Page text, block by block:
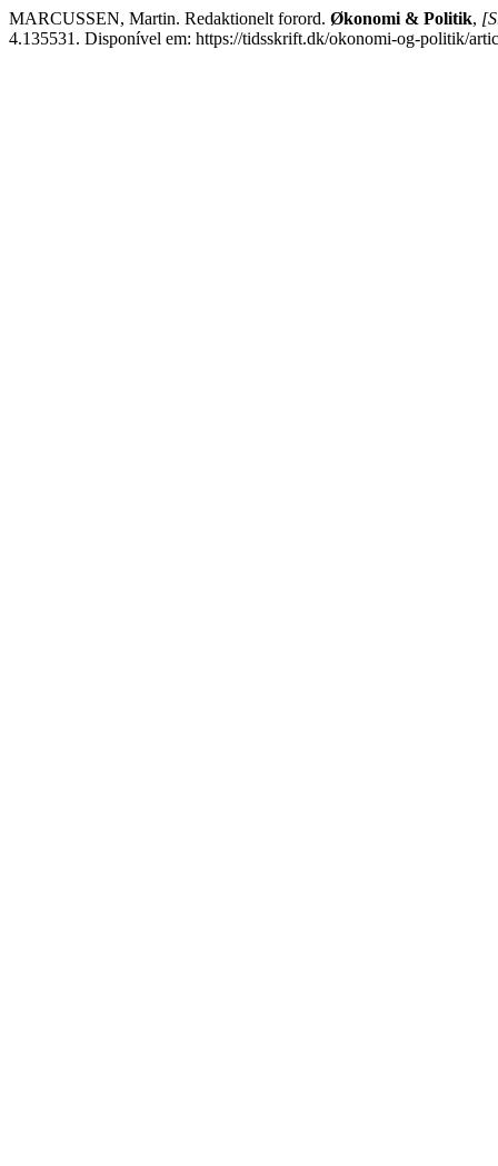
MARCUSSEN, Martin. Redaktionelt forord. Økonomi & Politik,
4.135531. Disponível em: https://tidsskrift.dk/okonomi-og-politik/